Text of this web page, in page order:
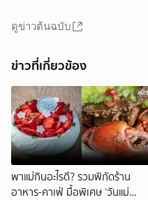
ดูข่าวต้นฉบับ
ข่าวที่เกี่ยวข้อง
พาแม่กินอะไรดี? รวมพิกัดร้าน
อาหาร-คาเฟ่ มื้อพิเศษ ‘วันแม่